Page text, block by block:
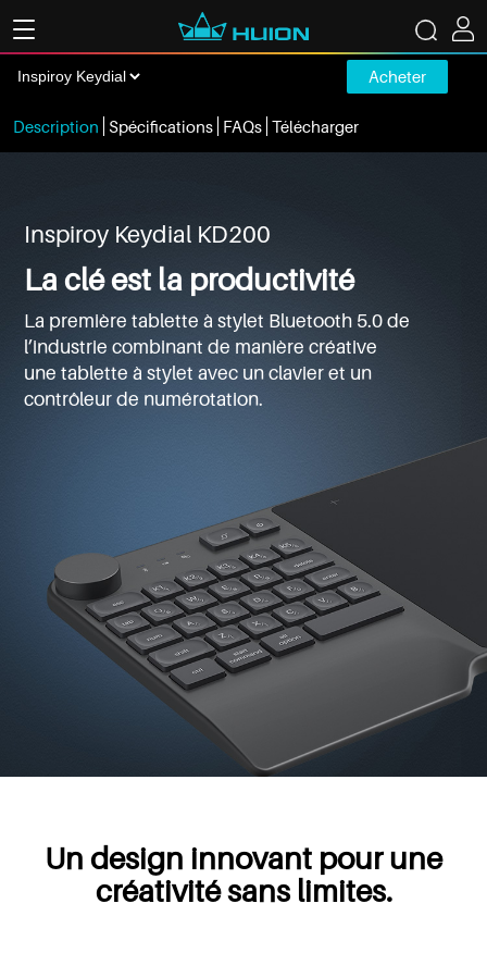
Acheter
Description Spécifications FAQs Télécharger
Inspiroy Keydial KD200
La clé est la productivité
La première tablette à stylet Bluetooth 5.0 de
l’industrie combinant de manière créative
une tablette à stylet avec un clavier et un
contrôleur de numérotation.
Un design innovant pour une
créativité sans limites.